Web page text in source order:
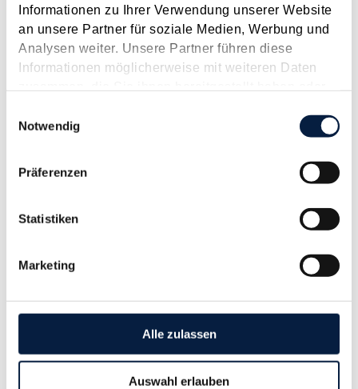
Informationen zu Ihrer Verwendung unserer Website
an unsere Partner für soziale Medien, Werbung und
Analysen weiter. Unsere Partner führen diese
Informationen möglicherweise mit weiteren Daten
gesammelt haben.
Notwendig
Präferenzen
Statistiken
Marketing
Alle zulassen
Auswahl erlauben
August 2026
Problemstellung und rechtlicher Hintergrund Tagesgelder
sollen Verpflegungsmehraufwendungen ausgleichen, welche
typischerweise stellt sich das Problem in der...
August 2026
Bundesfinanzgericht (GZ RV/7103366/2025 vom 10.02.2026)
Elternteil nach einer Scheidung die Familienbeihilfe zusteht,